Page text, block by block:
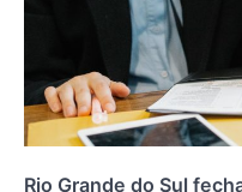
Rio Grande do Sul